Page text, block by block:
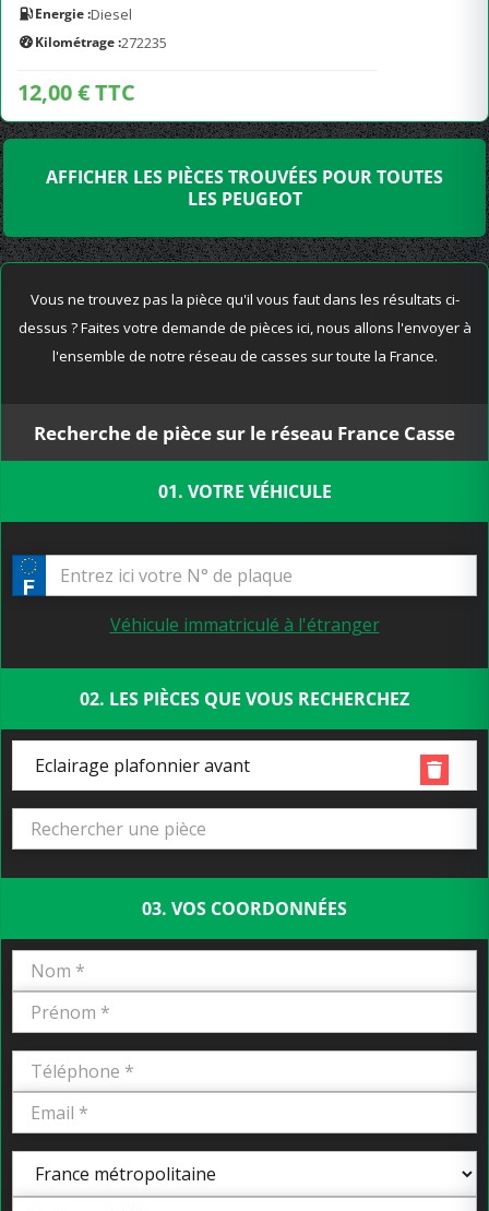
Energie :Diesel
Kilométrage :272235
12,00 € TTC
AFFICHER LES PIÈCES TROUVÉES POUR TOUTES
LES PEUGEOT
Vous ne trouvez pas la pièce qu'il vous faut dans les résultats ci-
dessus ? Faites votre demande de pièces ici, nous allons l'envoyer à
l'ensemble de notre réseau de casses sur toute la France.
Recherche de pièce sur le réseau France Casse
01. VOTRE VÉHICULE
Véhicule immatriculé à l'étranger
02. LES PIÈCES QUE VOUS RECHERCHEZ
Eclairage plafonnier avant
03. VOS COORDONNÉES